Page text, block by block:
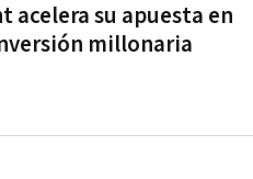
acelera su apuesta en
millonaria